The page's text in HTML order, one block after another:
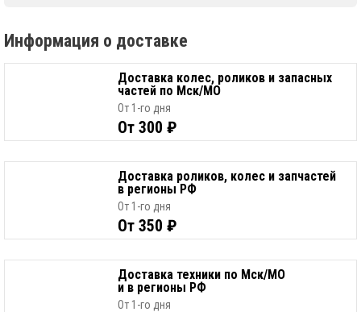
Информация о доставке
Доставка колес, роликов и запасных
частей по Мск/МО
От 1-го дня
От 300 ₽
Доставка роликов, колес и запчастей
в регионы РФ
От 1-го дня
От 350 ₽
Доставка техники по Мск/МО
и в регионы РФ
От 1-го дня